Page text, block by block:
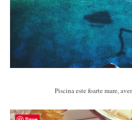
Piscina este foarte mare,